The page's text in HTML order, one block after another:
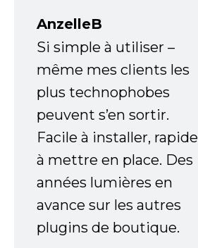
AnzelleB
Si simple à utiliser –
même mes clients les
plus technophobes
peuvent s’en sortir.
Facile à installer, rapide
à mettre en place. Des
années lumières en
avance sur les autres
plugins de boutique.